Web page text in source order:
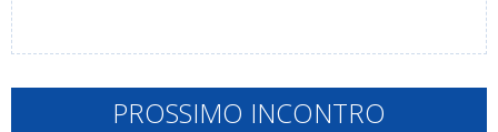
PROSSIMO INCONTRO